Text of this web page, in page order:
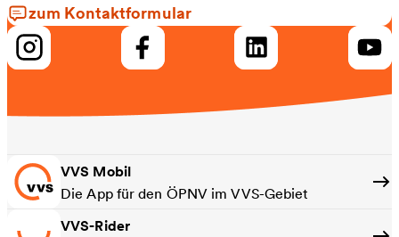
zum Kontaktformular
VVS Mobil
Die App für den ÖPNV im VVS-Gebiet
VVS-Rider